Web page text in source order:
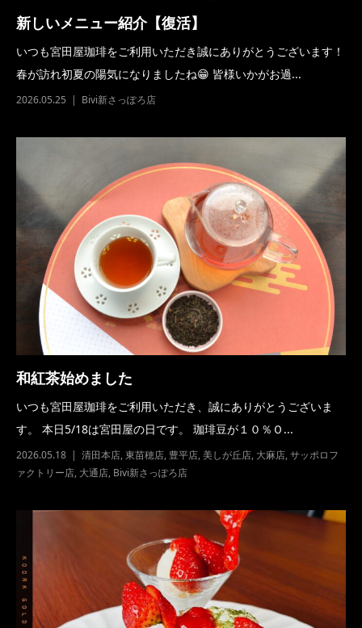
新しいメニュー紹介【復活】
いつも宮田屋珈琲をご利用いただき誠にありがとうございます！
春が訪れ初夏の陽気になりましたね😁 皆様いかがお過...
2026.05.25 Bivi新さっぽろ店
和紅茶始めました
いつも宮田屋珈琲をご利用いただき、誠にありがとうございま
す。 本日5/18は宮田屋の日です。 珈琲豆が１０％Ｏ...
2026.05.18 清田本店,東苗穂店,豊平店,美しが丘店, 大麻店,サッポロフ
ァクトリー店, 大通店, Bivi新さっぽろ店